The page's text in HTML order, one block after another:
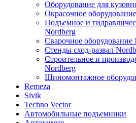
Оборудование для
Окрасочное
Подъемное и
Nordberg
Сварочное оборудование
Стенды сход-развал
Строительное и
Nordberg
Шиномонтажное
Remeza
Sivik
Techno Vector
Автомобильные подъемники